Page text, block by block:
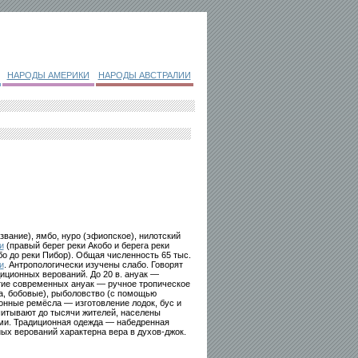
НАРОДЫ АМЕРИКИ НАРОДЫ АВСТРАЛИИ
ямбо, нуро (эфиопское), нилотский
(правый берег реки Акобо и берега реки
до реки Пибор). Общая численность 65 тыс.
. Антропологически изучены слабо. Говорят
верований. До 20 в. ануак —
современных ануак — ручное тропическое
бобовые), рыболовство (с помощью
ремёсла — изготовление лодок, бус и
до тысячи жителей, населены
Традиционная одежда — набедренная
верований характерна вера в духов-джок.